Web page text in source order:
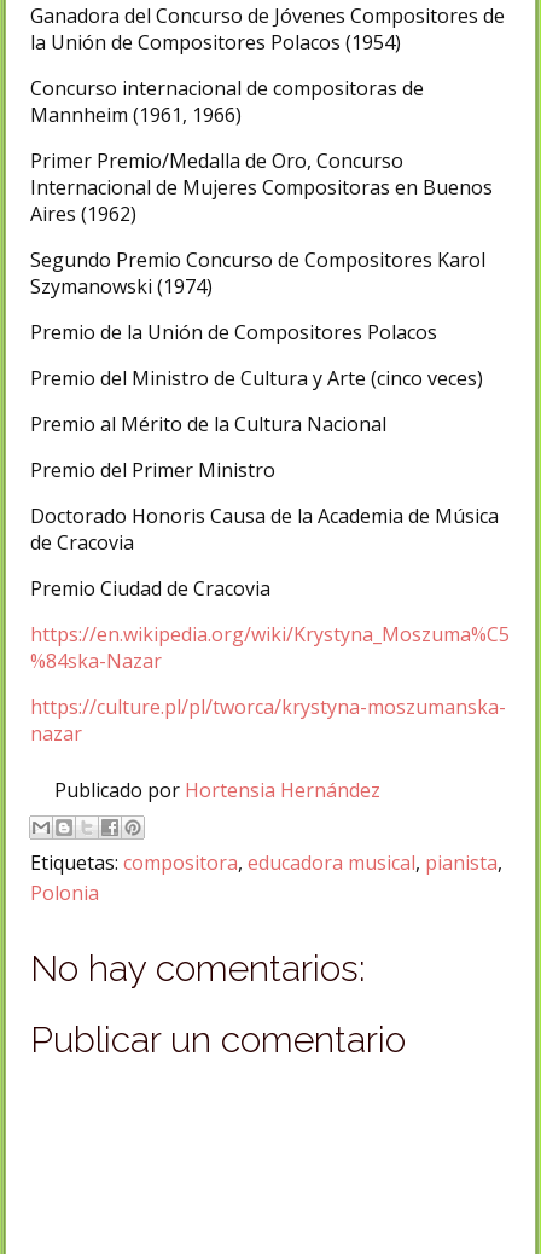
Ganadora del Concurso de Jóvenes Compositores de
la Unión de Compositores Polacos (1954)
Concurso internacional de compositoras de
Mannheim (1961, 1966)
Primer Premio/Medalla de Oro, Concurso
Internacional de Mujeres Compositoras en Buenos
Aires (1962)
Segundo Premio Concurso de Compositores Karol
Szymanowski (1974)
Premio de la Unión de Compositores Polacos
Premio del Ministro de Cultura y Arte (cinco veces)
Premio al Mérito de la Cultura Nacional
Premio del Primer Ministro
Doctorado Honoris Causa de la Academia de Música
de Cracovia
Premio Ciudad de Cracovia
https://en.wikipedia.org/wiki/Krystyna_Moszuma%C5
%84ska-Nazar
https://culture.pl/pl/tworca/krystyna-moszumanska-
nazar
Publicado por Hortensia Hernández
Etiquetas: compositora, educadora musical, pianista,
Polonia
No hay comentarios:
Publicar un comentario